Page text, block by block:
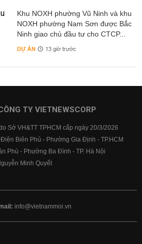
Khu NOXH phường Vũ Ninh và khu
NOXH phường Nam Sơn được Bắc
Ninh giao chủ đầu tư cho CTCP...
DỰ ÁN 13 giờ trước
TY VIETNEWSCORP
Sở VH&TT TPHCM cấp ngày 20/3/2026
Biên Phủ - Phường Gia Định - TP.HCM
Phú - Phường Ba Đình - TP. Hà Nội
Minh Quyết
info@vietnammoi.vn